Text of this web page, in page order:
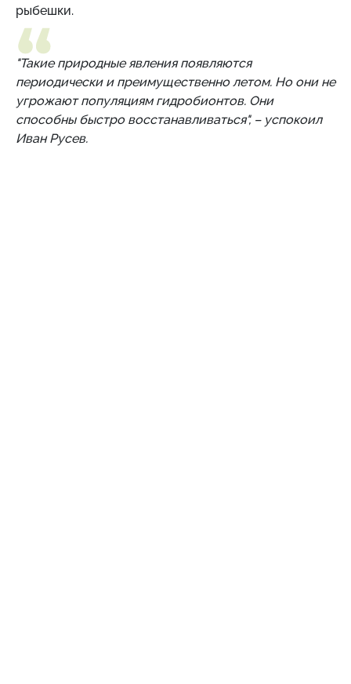
рыбешки.
"Такие природные явления появляются
периодически и преимущественно летом. Но они не
угрожают популяциям гидробионтов. Они
способны быстро восстанавливаться", – успокоил
Иван Русев.